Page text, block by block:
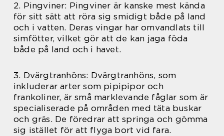
2. Pingviner: Pingviner är kanske mest kända
för sitt sätt att röra sig smidigt både på land
och i vatten. Deras vingar har omvandlats till
simfötter, vilket gör att de kan jaga föda
både på land och i havet.
3. Dvärgtranhöns: Dvärgtranhöns, som
inkluderar arter som pipipipor och
frankoliner, är små marklevande fåglar som är
specialiserade på områden med täta buskar
och gräs. De föredrar att springa och gömma
sig istället för att flyga bort vid fara.